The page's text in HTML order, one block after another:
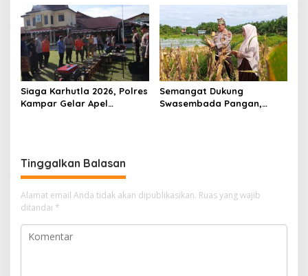
Pekanbaru Bersama Dinas
Lingkungan Hidup Kota
Pekanbaru dan Tim Pakar
Warga Pulau Jambu Kuok
Siaga Karhutla 2026, Polres
Kampar Gelar Apel
Semangat Dukung
Swasembada Pangan,
Tinggalkan Balasan
Alamat email Anda tidak akan dipublikasikan. Ruas yang wajib
ditandai *